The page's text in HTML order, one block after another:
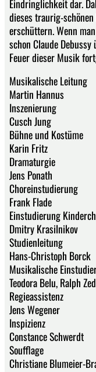
Eindringlichkeit dar.
dieses traurig-schönen
erschüttern. Wenn
schon Claude
Feuer dieser Musik
Musikalische Leitung
Martin Hannus
Inszenierung
Cusch Jung
Bühne und Kostüme
Karin Fritz
Dramaturgie
Jens Ponath
Choreinstudierung
Frank Flade
Einstudierung
Dmitry Krasilnikov
Studienleitung
Hans-Christoph Borck
Musikalische
Teodora Belu, Ralph
Regieassistenz
Jens Wegener
Inspizienz
Constance Schwerdt
Soufflage
Christiane Blumeier-